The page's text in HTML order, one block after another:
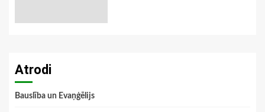
Atrodi
Bauslība un Evaņģēlijs